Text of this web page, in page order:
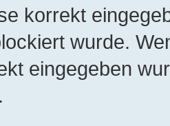
korrekt
wurde.
eingegeben